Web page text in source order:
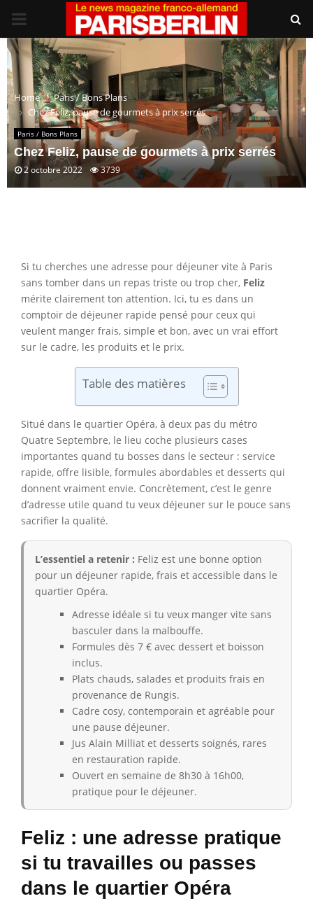
PRIMARY
MENU
Home
Paris / Bons Plans
Chez Feliz, pause de gourmets à prix serrés
Paris / Bons Plans
Chez Feliz, pause de gourmets à prix serrés
2 octobre 2022 3739
Si tu cherches une adresse pour déjeuner vite à Paris
sans tomber dans un repas triste ou trop cher, Feliz
mérite clairement ton attention. Ici, tu es dans un
comptoir de déjeuner rapide pensé pour ceux qui
veulent manger frais, simple et bon, avec un vrai effort
sur le cadre, les produits et le prix.
Table des matières
Situé dans le quartier Opéra, à deux pas du métro
Quatre Septembre, le lieu coche plusieurs cases
importantes quand tu bosses dans le secteur : service
rapide, offre lisible, formules abordables et desserts qui
donnent vraiment envie. Concrètement, c’est le genre
d’adresse utile quand tu veux déjeuner sur le pouce sans
sacrifier la qualité.
L’essentiel a retenir : Feliz est une bonne option
pour un déjeuner rapide, frais et accessible dans le
quartier Opéra.
Adresse idéale si tu veux manger vite sans
basculer dans la malbouffe.
Formules dès 7 € avec dessert et boisson
inclus.
Plats chauds, salades et produits frais en
provenance de Rungis.
Cadre cosy, contemporain et agréable pour
une pause déjeuner.
Jus Alain Milliat et desserts soignés, rares
en restauration rapide.
Ouvert en semaine de 8h30 à 16h00,
pratique pour le déjeuner.
Feliz : une adresse pratique
si tu travailles ou passes
dans le quartier Opéra